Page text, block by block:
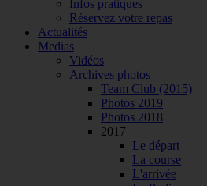
Infos pratiques
Réservez votre repas
Actualités
Medias
Vidéos
Archives photos
Team Club (2015)
Photos 2019
Photos 2018
2017
Le départ
La course
L'arrivée